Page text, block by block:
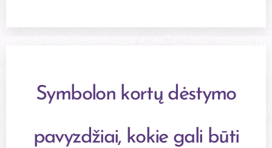
Symbolon kortų dėstymo
pavyzdžiai, kokie gali būti